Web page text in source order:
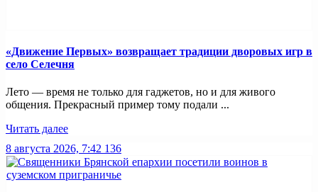
«Движение Первых» возвращает традиции дворовых игр в
село Селечня
Лето — время не только для гаджетов, но и для живого
общения. Прекрасный пример тому подали ...
Читать далее
8 августа 2026, 7:42 136